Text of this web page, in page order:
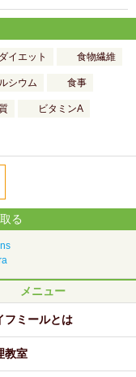
ダイエット 食物繊維
シウム 食事
ビタミンA
る
メニュー
フミールとは
教室